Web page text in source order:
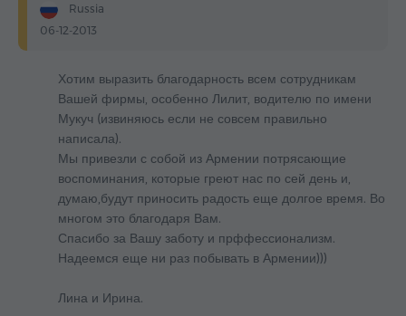
Russia
06-12-2013
Хотим выразить благодарность всем сотрудникам
Вашей фирмы, особенно Лилит, водителю по имени
Мукуч (извиняюсь если не совсем правильно
написала).
Мы привезли с собой из Армении потрясающие
воспоминания, которые греют нас по сей день и,
думаю,будут приносить радость еще долгое время. Во
многом это благодаря Вам.
Спасибо за Вашу заботу и прффессионализм.
Надеемся еще ни раз побывать в Армении)))
Лина и Ирина.